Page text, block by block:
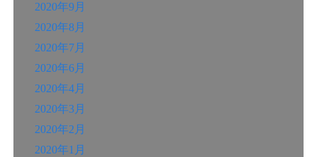
2020年9月
2020年8月
2020年7月
2020年6月
2020年4月
2020年3月
2020年2月
2020年1月